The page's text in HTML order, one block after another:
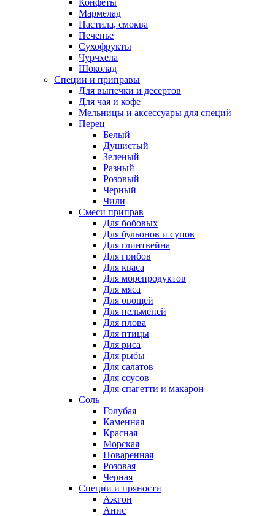
Конфеты
Мармелад
Пастила, смоква
Печенье
Сухофрукты
Чурчхела
Шоколад
Специи и приправы
Для выпечки и десертов
Для чая и кофе
Мельницы и аксессуары для специй
Перец
Белый
Душистый
Зеленый
Разный
Розовый
Черный
Чили
Смеси приправ
Для бобовых
Для бульонов и супов
Для глинтвейна
Для грибов
Для кваса
Для морепродуктов
Для мяса
Для овощей
Для пельменей
Для плова
Для птицы
Для риса
Для рыбы
Для салатов
Для соусов
Для спагетти и макарон
Соль
Голубая
Каменная
Красная
Морская
Поваренная
Розовая
Черная
Специи и пряности
Ажгон
Анис